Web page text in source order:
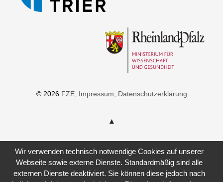
© 2026 FZE, Impressum, Datenschutzerklärung
Wir verwenden technisch notwendige Cookies auf unserer
Webseite sowie externe Dienste. Standardmäßig sind alle
externen Dienste deaktiviert. Sie können diese jedoch nach